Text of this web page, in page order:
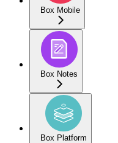
Box Mobile
Box Notes
Box Platform